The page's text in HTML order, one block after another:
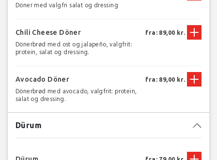
Döner med valgfri salat og dressing
Chili Cheese Döner
Dönerbrød med ost og jalapeño, valgfrit:
protein, salat og dressing.
fra: 89,00 kr.
Avocado Döner
Dönerbrød med avocado, valgfrit: protein,
salat og dressing.
fra: 89,00 kr.
Dürum